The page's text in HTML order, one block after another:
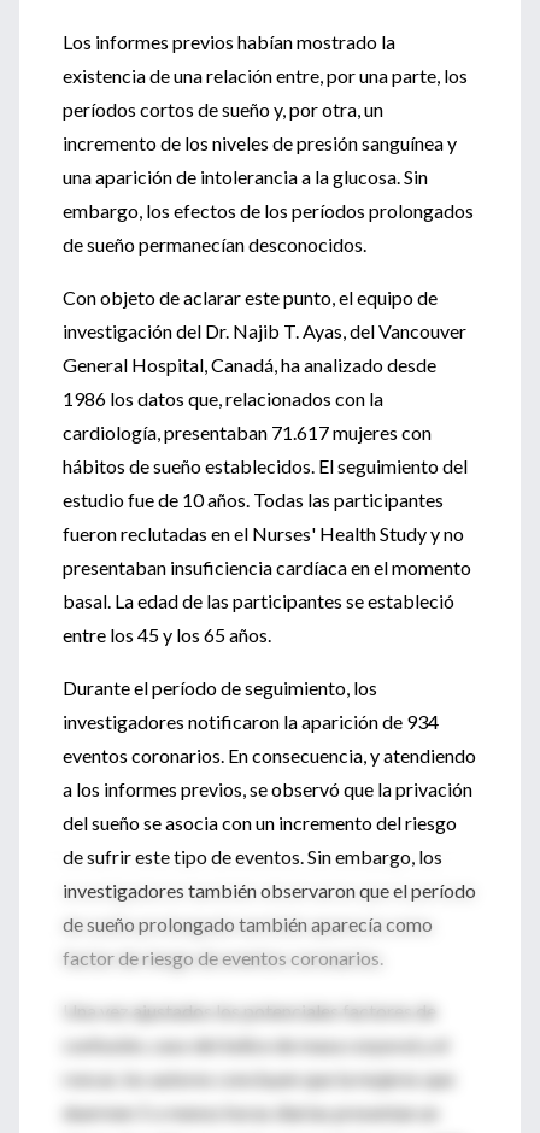
Los informes previos habían mostrado la
existencia de una relación entre, por una parte, los
períodos cortos de sueño y, por otra, un
incremento de los niveles de presión sanguínea y
una aparición de intolerancia a la glucosa. Sin
embargo, los efectos de los períodos prolongados
de sueño permanecían desconocidos.
Con objeto de aclarar este punto, el equipo de
investigación del Dr. Najib T. Ayas, del Vancouver
General Hospital, Canadá, ha analizado desde
1986 los datos que, relacionados con la
cardiología, presentaban 71.617 mujeres con
hábitos de sueño establecidos. El seguimiento del
estudio fue de 10 años. Todas las participantes
fueron reclutadas en el Nurses' Health Study y no
presentaban insuficiencia cardíaca en el momento
basal. La edad de las participantes se estableció
entre los 45 y los 65 años.
Durante el período de seguimiento, los
investigadores notificaron la aparición de 934
eventos coronarios. En consecuencia, y atendiendo
a los informes previos, se observó que la privación
del sueño se asocia con un incremento del riesgo
de sufrir este tipo de eventos. Sin embargo, los
investigadores también observaron que el período
de sueño prolongado también aparecía como
factor de riesgo de eventos coronarios.
Una vez ajustados los potenciales factores de
confusión, caso del índice de masa corporal y el
roncar, los autores concluyen que la mujeres que
duermen 5 o menos horas diarias presentan un